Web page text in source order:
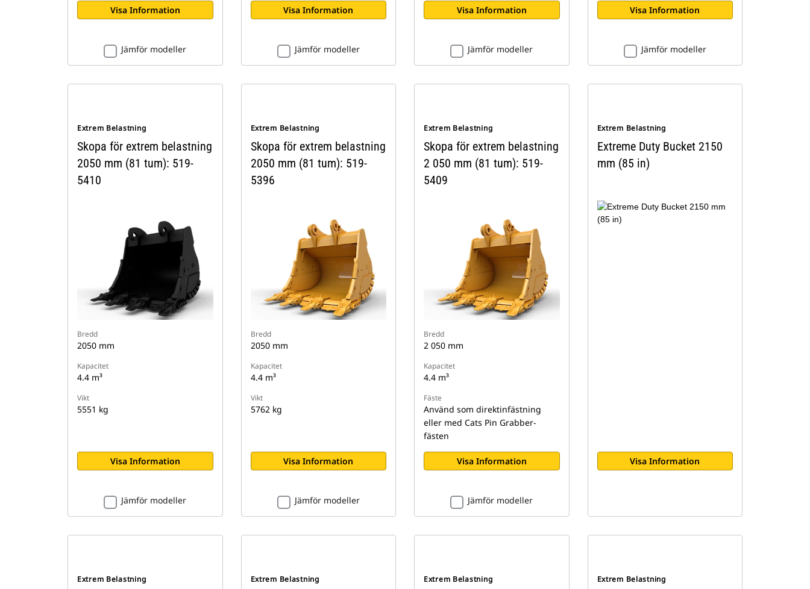
Visa Information
Jämför modeller
Visa Information
Jämför modeller
Visa Information
Jämför modeller
Visa Information
Jämför modeller
Extrem Belastning
Skopa för extrem belastning
2050 mm (81 tum): 519-
5410
Bredd
2050 mm
Kapacitet
4.4 m³
Vikt
5551 kg
Visa Information
Jämför modeller
Extrem Belastning
Skopa för extrem belastning
2050 mm (81 tum): 519-
5396
Bredd
2050 mm
Kapacitet
4.4 m³
Vikt
5762 kg
Visa Information
Jämför modeller
Extrem Belastning
Skopa för extrem belastning
2 050 mm (81 tum): 519-
5409
Bredd
2 050 mm
Kapacitet
4.4 m³
Fäste
Använd som direktinfästning
eller med Cats Pin Grabber-
fästen
Visa Information
Jämför modeller
Extrem Belastning
Extreme Duty Bucket 2150
mm (85 in)
Visa Information
Extrem Belastning Extrem Belastning Extrem Belastning Extrem Belastning